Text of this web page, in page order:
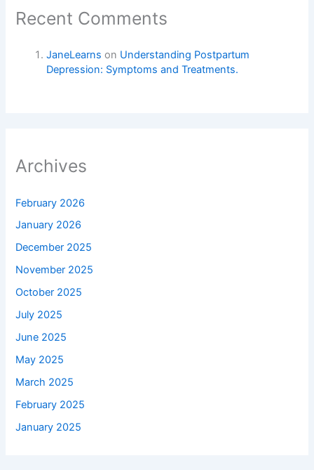
Recent Comments
JaneLearns on Understanding Postpartum
Depression: Symptoms and Treatments.
Archives
February 2026
January 2026
December 2025
November 2025
October 2025
July 2025
June 2025
May 2025
March 2025
February 2025
January 2025